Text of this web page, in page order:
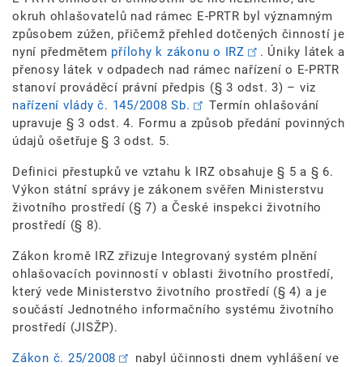
okruh ohlašovatelů nad rámec E-PRTR byl významným
způsobem zúžen, přičemž přehled dotčených činností je
nyní předmětem přílohy k zákonu o IRZ
. Úniky látek a
přenosy látek v odpadech nad rámec nařízení o E-PRTR
stanoví prováděcí právní předpis (§ 3 odst. 3) – viz
nařízení vlády č. 145/2008 Sb.
Termín ohlašování
upravuje § 3 odst. 4. Formu a způsob předání povinných
údajů ošetřuje § 3 odst. 5.
Definici přestupků ve vztahu k IRZ obsahuje § 5 a § 6.
Výkon státní správy je zákonem svěřen Ministerstvu
životního prostředí (§ 7) a České inspekci životního
prostředí (§ 8).
Zákon kromě IRZ zřizuje Integrovaný systém plnění
ohlašovacích povinností v oblasti životního prostředí,
který vede Ministerstvo životního prostředí (§ 4) a je
součástí Jednotného informačního systému životního
prostředí (JISŽP).
Zákon č. 25/2008
nabyl účinnosti dnem vyhlášení ve